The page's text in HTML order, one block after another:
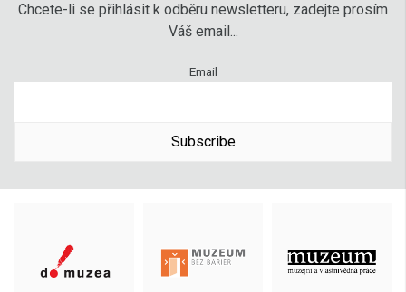
Chcete-li se přihlásit k odběru newsletteru, zadejte prosím
Váš email...
Email
Subscribe